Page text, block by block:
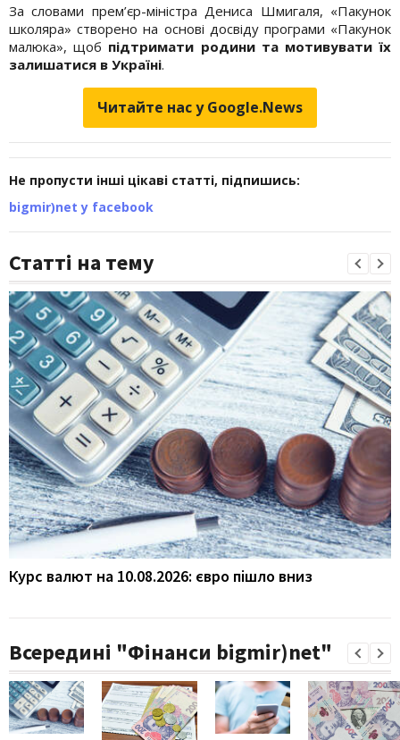
За словами прем’єр-міністра Дениса Шмигаля, «Пакунок
школяра» створено на основі досвіду програми «Пакунок
малюка», щоб підтримати родини та мотивувати їх
залишатися в Україні.
Читайте нас у Google.News
Не пропусти інші цікаві статті, підпишись:
bigmir)net у facebook
Статті на тему
Курс валют на 10.08.2026: євро пішло вниз
Всередині "Фінанси bigmir)net"